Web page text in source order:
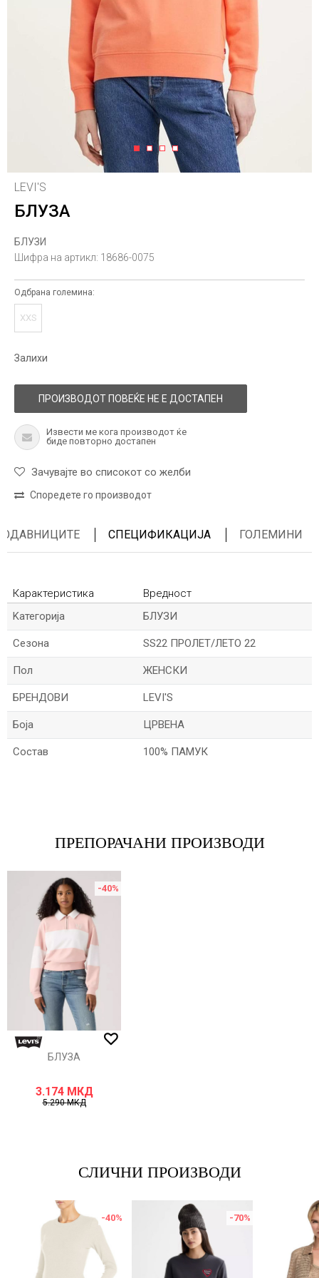
1 2 3 4
LEVI'S
БЛУЗА
БЛУЗИ
Шифра на артикл: 18686-0075
Одбрана големина:
XXS
Залихи
ПРОИЗВОДОТ ПОВЕЌЕ НЕ Е ДОСТАПЕН
Извести ме кога производот ќе
биде повторно достапен
Зачувајте во списокот со желби
Споредете го производот
СПЕЦИФИКАЦИЈА ГОЛЕМИНИ
Карактеристика
Вредност
Kатегорија
БЛУЗИ
Сезона SS22 ПРОЛЕТ/ЛЕТО 22
Пол ЖЕНСКИ
БРЕНДОВИ LEVI'S
Боја ЦРВЕНА
Состав 100% ПАМУК
Порака
ПРЕПОРАЧАНИ ПРОИЗВОДИ
-40%
БЛУЗА
3.174 МКД
5.290МКД
СЛИЧНИ ПРОИЗВОДИ
-40% -70%